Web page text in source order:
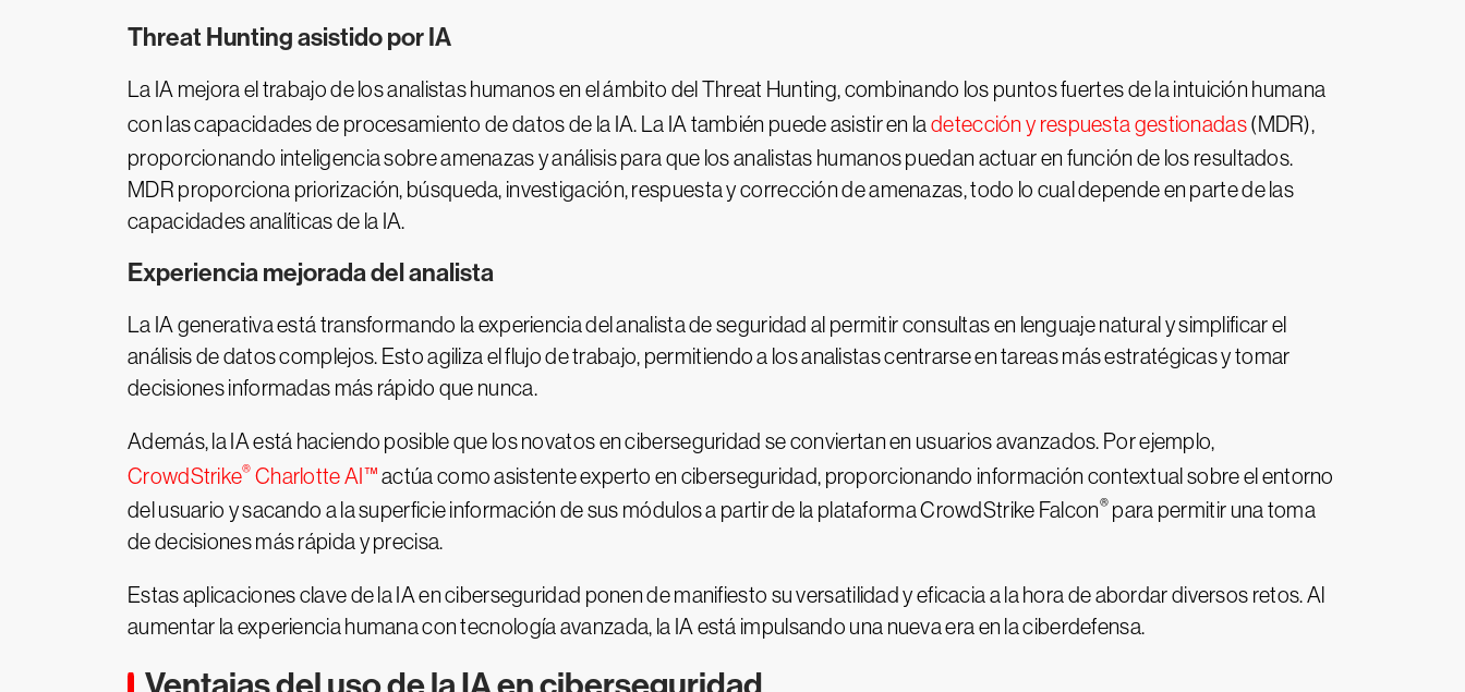
Threat Hunting asistido por IA
La IA mejora el trabajo de los analistas humanos en el ámbito del Threat Hunting, combinando los puntos fuertes de la intuición humana
con las capacidades de procesamiento de datos de la IA. La IA también puede asistir en la detección y respuesta gestionadas(MDR),
proporcionando inteligencia sobre amenazas y análisis para que los analistas humanos puedan actuar en función de los resultados.
MDR proporciona priorización, búsqueda, investigación, respuesta y corrección de amenazas, todo lo cual depende en parte de las
capacidades analíticas de la IA.
Experiencia mejorada del analista
La IA generativa está transformando la experiencia del analista de seguridad al permitir consultas en lenguaje natural y simplificar el
análisis de datos complejos. Esto agiliza el flujo de trabajo, permitiendo a los analistas centrarse en tareas más estratégicas y tomar
decisiones informadas más rápido que nunca.
Además, la IA está haciendo posible que los novatos en ciberseguridad se conviertan en usuarios avanzados. Por ejemplo,
CrowdStrike® Charlotte AI™actúa como asistente experto en ciberseguridad, proporcionando información contextual sobre el entorno
del usuario y sacando a la superficie información de sus módulos a partir de la plataforma CrowdStrike Falcon® para permitir una toma
de decisiones más rápida y precisa.
Estas aplicaciones clave de la IA en ciberseguridad ponen de manifiesto su versatilidad y eficacia a la hora de abordar diversos retos. Al
aumentar la experiencia humana con tecnología avanzada, la IA está impulsando una nueva era en la ciberdefensa.